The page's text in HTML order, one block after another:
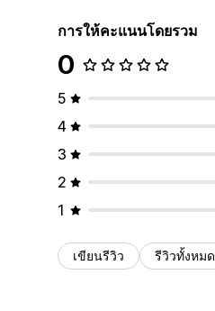
การให้คะแนนโดยรวม
0
5
4
3
2
1
เขียนรีวิว รีวิวทั้งหมด